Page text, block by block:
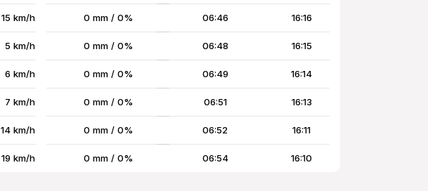
15 km/h 0 mm / 0% 06:46 16:16
5 km/h 0 mm / 0% 06:48 16:15
6 km/h 0 mm / 0% 06:49 16:14
7 km/h 0 mm / 0% 06:51 16:13
14 km/h 0 mm / 0% 06:52 16:11
19 km/h 0 mm / 0% 06:54 16:10